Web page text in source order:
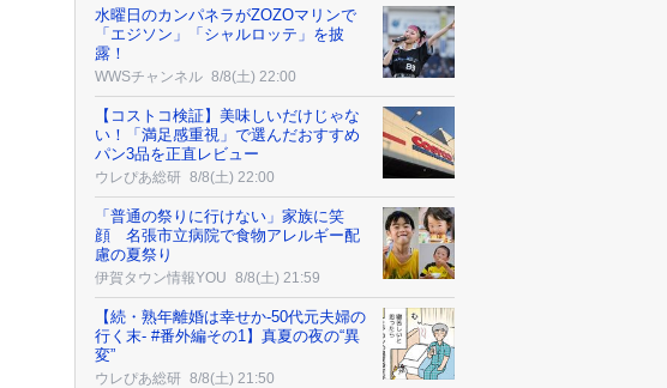
水曜日のカンパネラがZOZOマリンで
「エジソン」「シャルロッテ」を披
露！
WWSチャンネル 8/8(土) 22:00
【コストコ検証】美味しいだけじゃな
い！「満足感重視」で選んだおすすめ
パン3品を正直レビュー
ウレぴあ総研 8/8(土) 22:00
「普通の祭りに行けない」家族に笑
顔 名張市立病院で食物アレルギー配
慮の夏祭り
伊賀タウン情報YOU 8/8(土) 21:59
【続・熟年離婚は幸せか-50代元夫婦の
行く末- #番外編その1】真夏の夜の“異
変”
ウレぴあ総研 8/8(土) 21:50